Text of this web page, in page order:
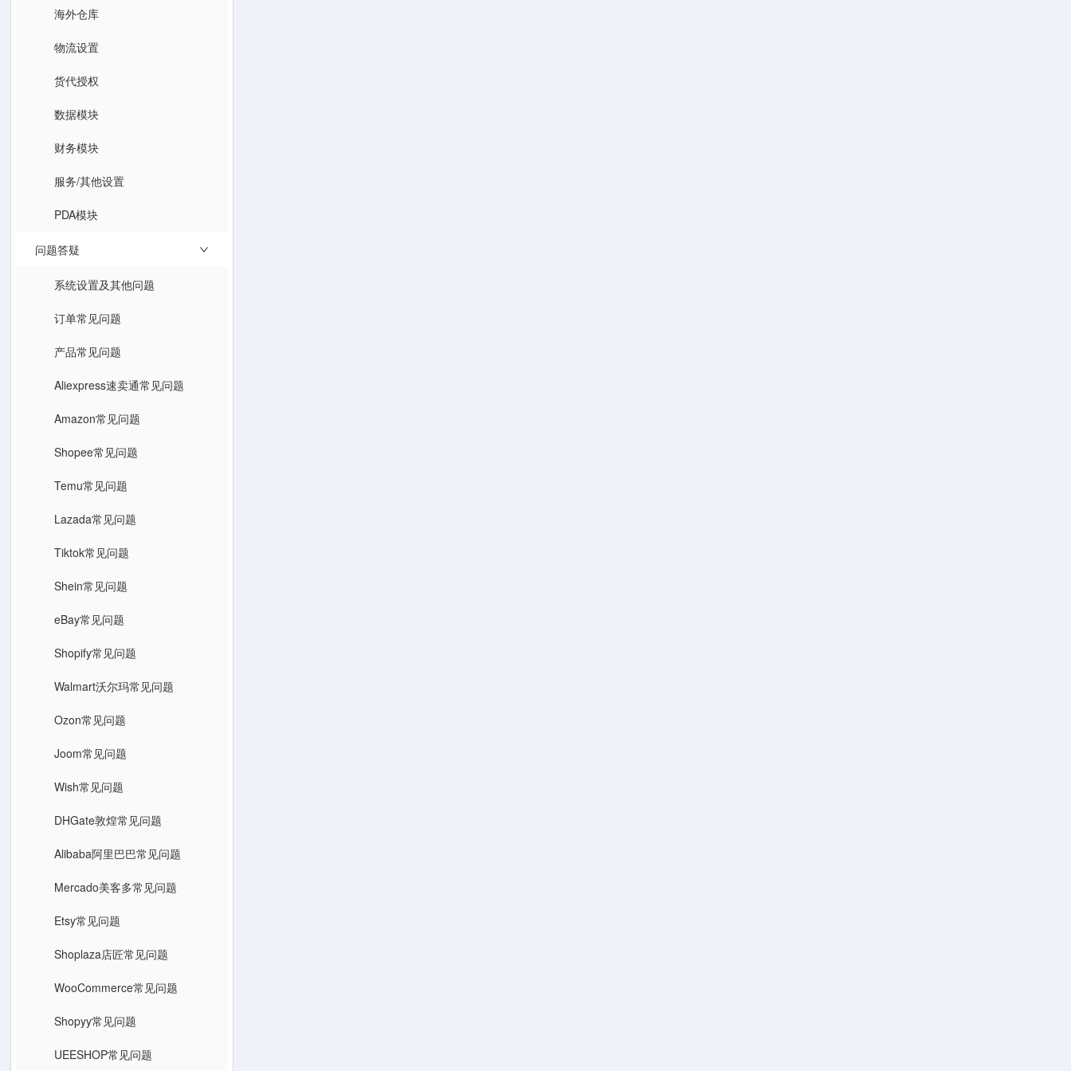
海外仓库
物流设置
货代授权
数据模块
财务模块
服务/其他设置
PDA模块
问题答疑
系统设置及其他问题
订单常见问题
产品常见问题
Aliexpress速卖通常见问题
Amazon常见问题
Shopee常见问题
Temu常见问题
Lazada常见问题
Tiktok常见问题
Shein常见问题
eBay常见问题
Shopify常见问题
Walmart沃尔玛常见问题
Ozon常见问题
Joom常见问题
Wish常见问题
DHGate敦煌常见问题
Alibaba阿里巴巴常见问题
Mercado美客多常见问题
Etsy常见问题
Shoplaza店匠常见问题
WooCommerce常见问题
Shopyy常见问题
UEESHOP常见问题